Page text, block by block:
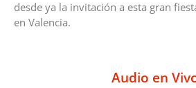
desde ya la invitación a esta gran
en Valencia.
Audio en